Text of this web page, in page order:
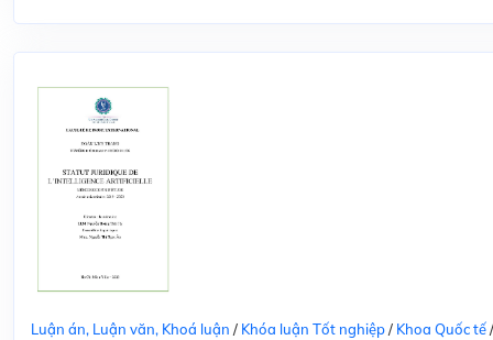
Luận án, Luận văn, Khoá luận / Khóa luận Tốt nghiệp/ Khoa Quốc tế/